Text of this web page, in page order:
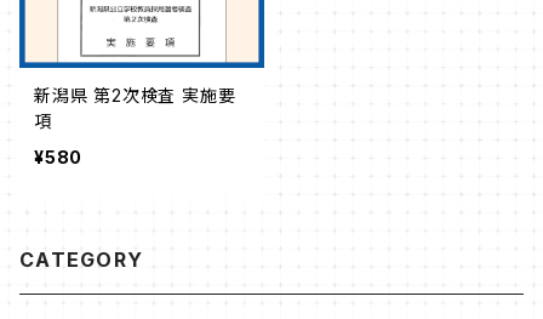
新潟県 第2次検査 実施要
項
¥580
CATEGORY